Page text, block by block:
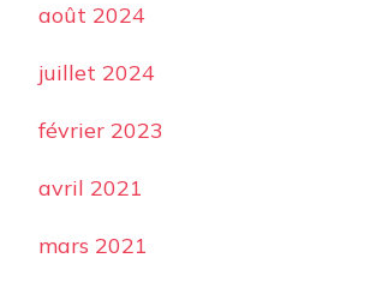
août 2024
juillet 2024
février 2023
avril 2021
mars 2021